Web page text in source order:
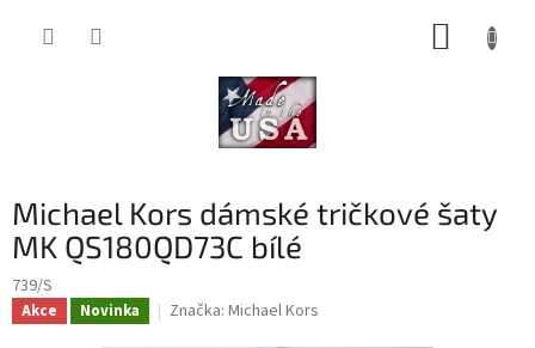
Michael Kors dámské tričkové šaty
MK QS180QD73C bílé
739/S
Akce Novinka Značka: Michael Kors